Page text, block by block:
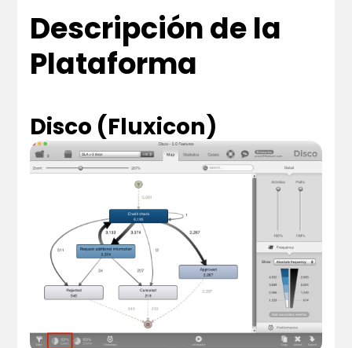
Descripción de la
Plataforma
Disco (Fluxicon)